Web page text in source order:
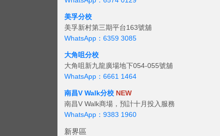
美孚分校
美孚新村第三期平台163號舖
WhatsApp：6359 3085
大角咀分校
大角咀新九龍廣場地下054-055號舖
WhatsApp：6661 1464
南昌V Walk分校 NEW
南昌V Walk商場，預計十月投入服務
WhatsApp：9383 1960
新界區